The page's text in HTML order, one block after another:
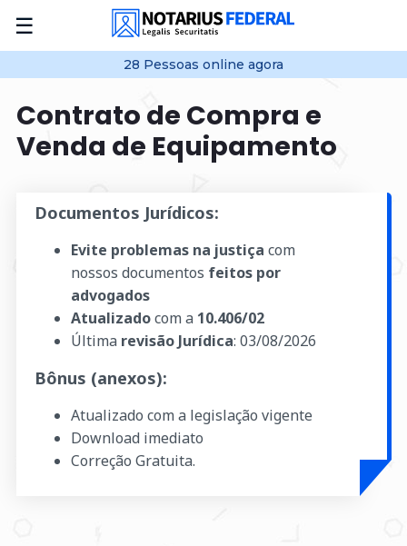
☰
28 Pessoas online agora
Contrato de Compra e
Venda de Equipamento
Documentos Jurídicos:
Evite problemas na justiça com
nossos documentos feitos por
advogados
Atualizadocom a 10.406/02
Última revisão Jurídica: 03/08/2026
Bônus (anexos):
Atualizado com a legislação vigente
Download imediato
Correção Gratuita.